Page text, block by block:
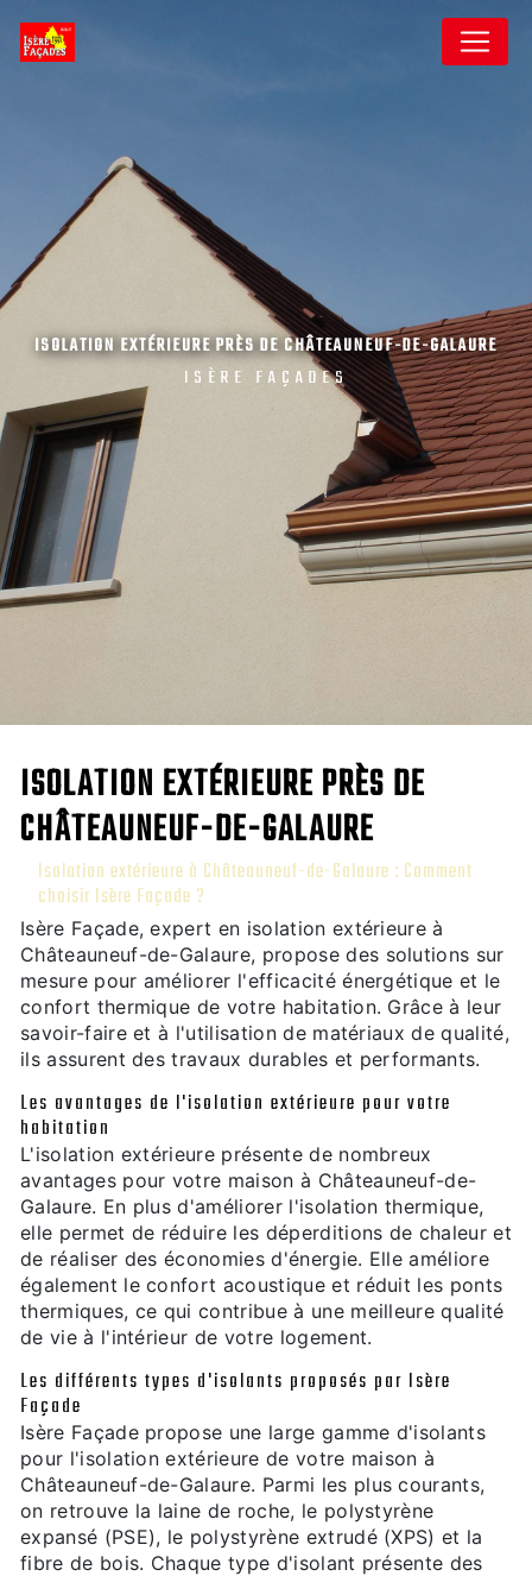
ISOLATION EXTÉRIEURE PRÈS DE CHÂTEAUNEUF-DE-GALAURE
ISÈRE FAÇADES
ISOLATION EXTÉRIEURE PRÈS DE
CHÂTEAUNEUF-DE-GALAURE
Isolation extérieure à Châteauneuf-de-Galaure : Comment
choisir Isère Façade ?
Isère Façade, expert en isolation extérieure à
Châteauneuf-de-Galaure, propose des solutions sur
mesure pour améliorer l'efficacité énergétique et le
confort thermique de votre habitation. Grâce à leur
savoir-faire et à l'utilisation de matériaux de qualité,
ils assurent des travaux durables et performants.
Les avantages de l'isolation extérieure pour votre
habitation
L'isolation extérieure présente de nombreux
avantages pour votre maison à Châteauneuf-de-
Galaure. En plus d'améliorer l'isolation thermique,
elle permet de réduire les déperditions de chaleur et
de réaliser des économies d'énergie. Elle améliore
également le confort acoustique et réduit les ponts
thermiques, ce qui contribue à une meilleure qualité
de vie à l'intérieur de votre logement.
Les différents types d'isolants proposés par Isère
Façade
Isère Façade propose une large gamme d'isolants
pour l'isolation extérieure de votre maison à
Châteauneuf-de-Galaure. Parmi les plus courants,
on retrouve la laine de roche, le polystyrène
expansé (PSE), le polystyrène extrudé (XPS) et la
fibre de bois. Chaque type d'isolant présente des